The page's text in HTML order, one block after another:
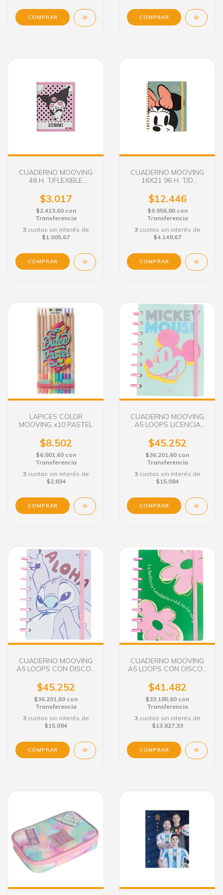
CUADERNO MOOVING
48 H. T/FLEXIBLE
$3.017
$2.413,60 con
Transferencia
3 cuotas sin interés de
$1.005,67
COMPRAR
CUADERNO MOOVING
16X21 96 H. T/D
SENDING VERDE
$12.446
$9.956,80 con
Transferencia
3 cuotas sin interés de
$4.148,67
LAPICES COLOR
MOOVING x10 PASTEL
$8.502
$6.801,60 con
Transferencia
3 cuotas sin interés de
$2.834
CUADERNO MOOVING
A5 LOOPS LICENCIA
$45.252
$36.201,60 con
Transferencia
3 cuotas sin interés de
$15.084
CUADERNO MOOVING
A5 LOOPS CON DISCOS
$45.252
$36.201,60 con
Transferencia
3 cuotas sin interés de
$15.084
COMPRAR
CUADERNO MOOVING
A5 LOOPS CON DISCOS
$41.482
$33.185,60 con
Transferencia
3 cuotas sin interés de
$13.827,33
COMPRAR